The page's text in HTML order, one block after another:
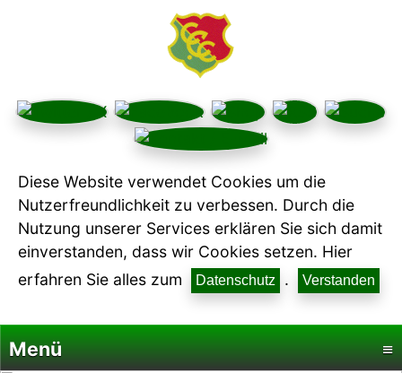
Diese Website verwendet Cookies um die
Nutzerfreundlichkeit zu verbessen. Durch die
Nutzung unserer Services erklären Sie sich damit
einverstanden, dass wir Cookies setzen. Hier
erfahren Sie alles zum
Datenschutz . Verstanden
Menü ≡